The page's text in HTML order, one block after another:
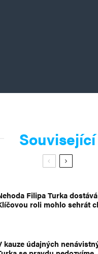
Související
Filipa Turka
roli mohlo sehrát
kauze údajných